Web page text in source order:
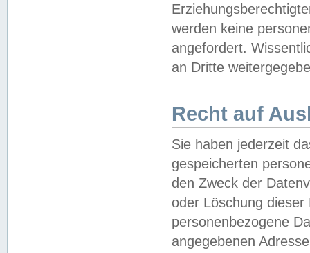
werden keine
angefordert.
an Dritte
Recht auf
Sie haben jederzeit
gespeicherten
den Zweck der
oder Löschung
personenbezogene
angegebenen